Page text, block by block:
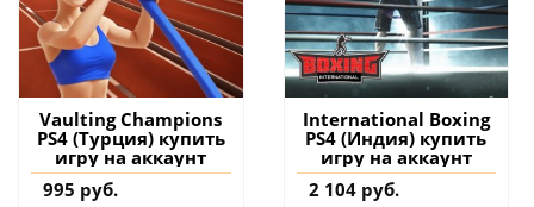
Vaulting Champions
PS4 (Турция) купить
игру на аккаунт
995 руб.
International Boxing
PS4 (Индия) купить
игру на аккаунт
2 104 руб.